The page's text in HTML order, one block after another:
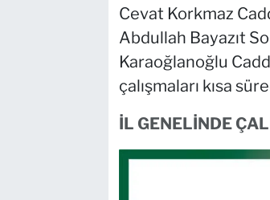
Cevat Korkmaz
Abdullah Bayazıt
Karaoğlanoğlu
çalışmaları kısa
İL GENELİNDE